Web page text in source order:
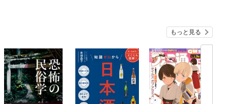
もっと見る